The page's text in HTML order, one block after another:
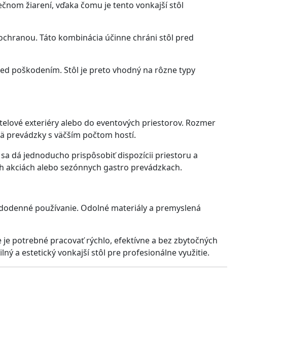
žiarení, vďaka čomu je tento vonkajší stôl
Táto kombinácia účinne chráni stôl pred
poškodením. Stôl je preto vhodný na rôzne typy
exteriéry alebo do eventových priestorov. Rozmer
prevádzky s väčším počtom hostí.
dá jednoducho prispôsobiť dispozícii priestoru a
alebo sezónnych gastro prevádzkach.
používanie. Odolné materiály a premyslená
potrebné pracovať rýchlo, efektívne a bez zbytočných
a estetický vonkajší stôl pre profesionálne využitie.